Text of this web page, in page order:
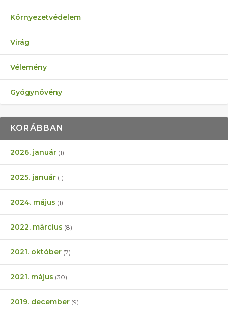
Környezetvédelem
Virág
Vélemény
Gyógynövény
KORÁBBAN
2026. január (1)
2025. január (1)
2024. május (1)
2022. március (8)
2021. október (7)
2021. május (30)
2019. december (9)